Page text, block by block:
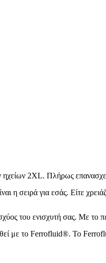
2XL. Πλήρως
του ενισχυτή σας.
με το Ferrofluid®. Το